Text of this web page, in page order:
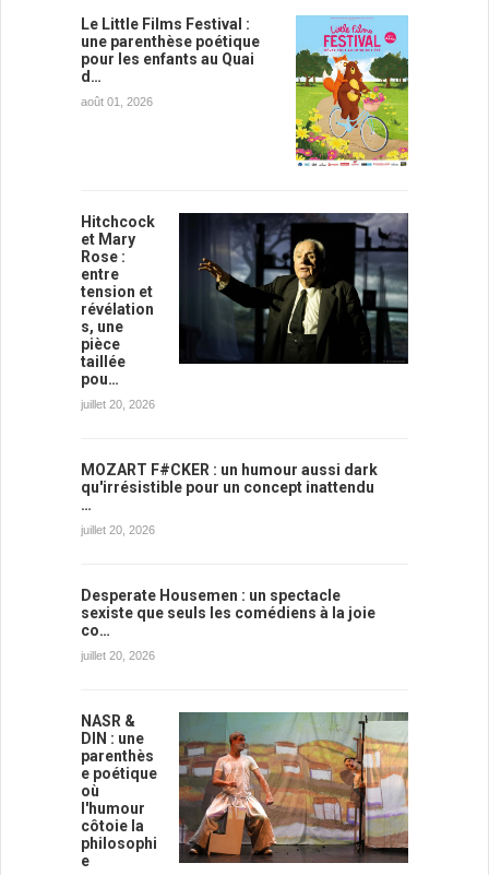
Le Little Films Festival :
une parenthèse poétique
pour les enfants au Quai
d…
août 01, 2026
Hitchcock
et Mary
Rose :
entre
tension et
révélation
s, une
pièce
taillée
pou…
juillet 20, 2026
MOZART F#CKER : un humour aussi dark
qu'irrésistible pour un concept inattendu
…
juillet 20, 2026
Desperate Housemen : un spectacle
sexiste que seuls les comédiens à la joie
co…
juillet 20, 2026
NASR &
DIN : une
parenthès
e poétique
où
l'humour
côtoie la
philosophi
e